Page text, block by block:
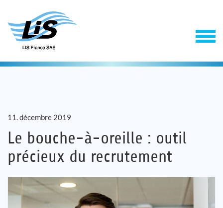
Solutions
Service
11. décembre 2019
Le bouche-à-oreille : outil
précieux du recrutement